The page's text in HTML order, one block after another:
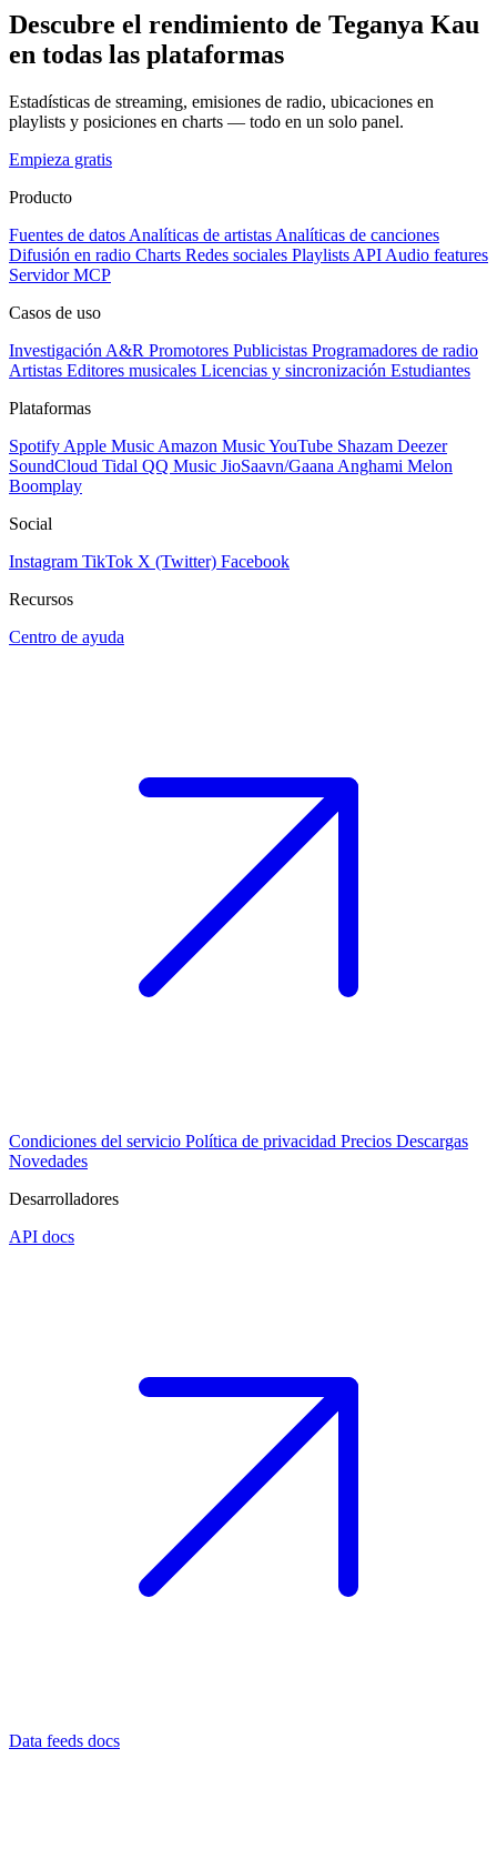
Descubre el rendimiento de Teganya Kau
en todas las plataformas
Estadísticas de streaming, emisiones de radio, ubicaciones en
playlists y posiciones en charts — todo en un solo panel.
Empieza gratis
Producto
Fuentes de datos Analíticas de artistas Analíticas de canciones
Difusión en radio Charts Redes sociales Playlists API Audio features
Servidor MCP
Casos de uso
Investigación A&R Promotores Publicistas Programadores de radio
Artistas Editores musicales Licencias y sincronización Estudiantes
Plataformas
Spotify Apple Music Amazon MusicYouTube Shazam Deezer
SoundCloud Tidal QQ Music JioSaavn/Gaana Anghami Melon
Boomplay
Social
Instagram TikTok X (Twitter) Facebook
Recursos
Centro de ayuda
Condiciones del servicio Política de privacidad Precios Descargas
Novedades
Desarrolladores
API docs
Data feeds docs